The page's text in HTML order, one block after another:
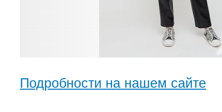
Подробности на нашем сайте